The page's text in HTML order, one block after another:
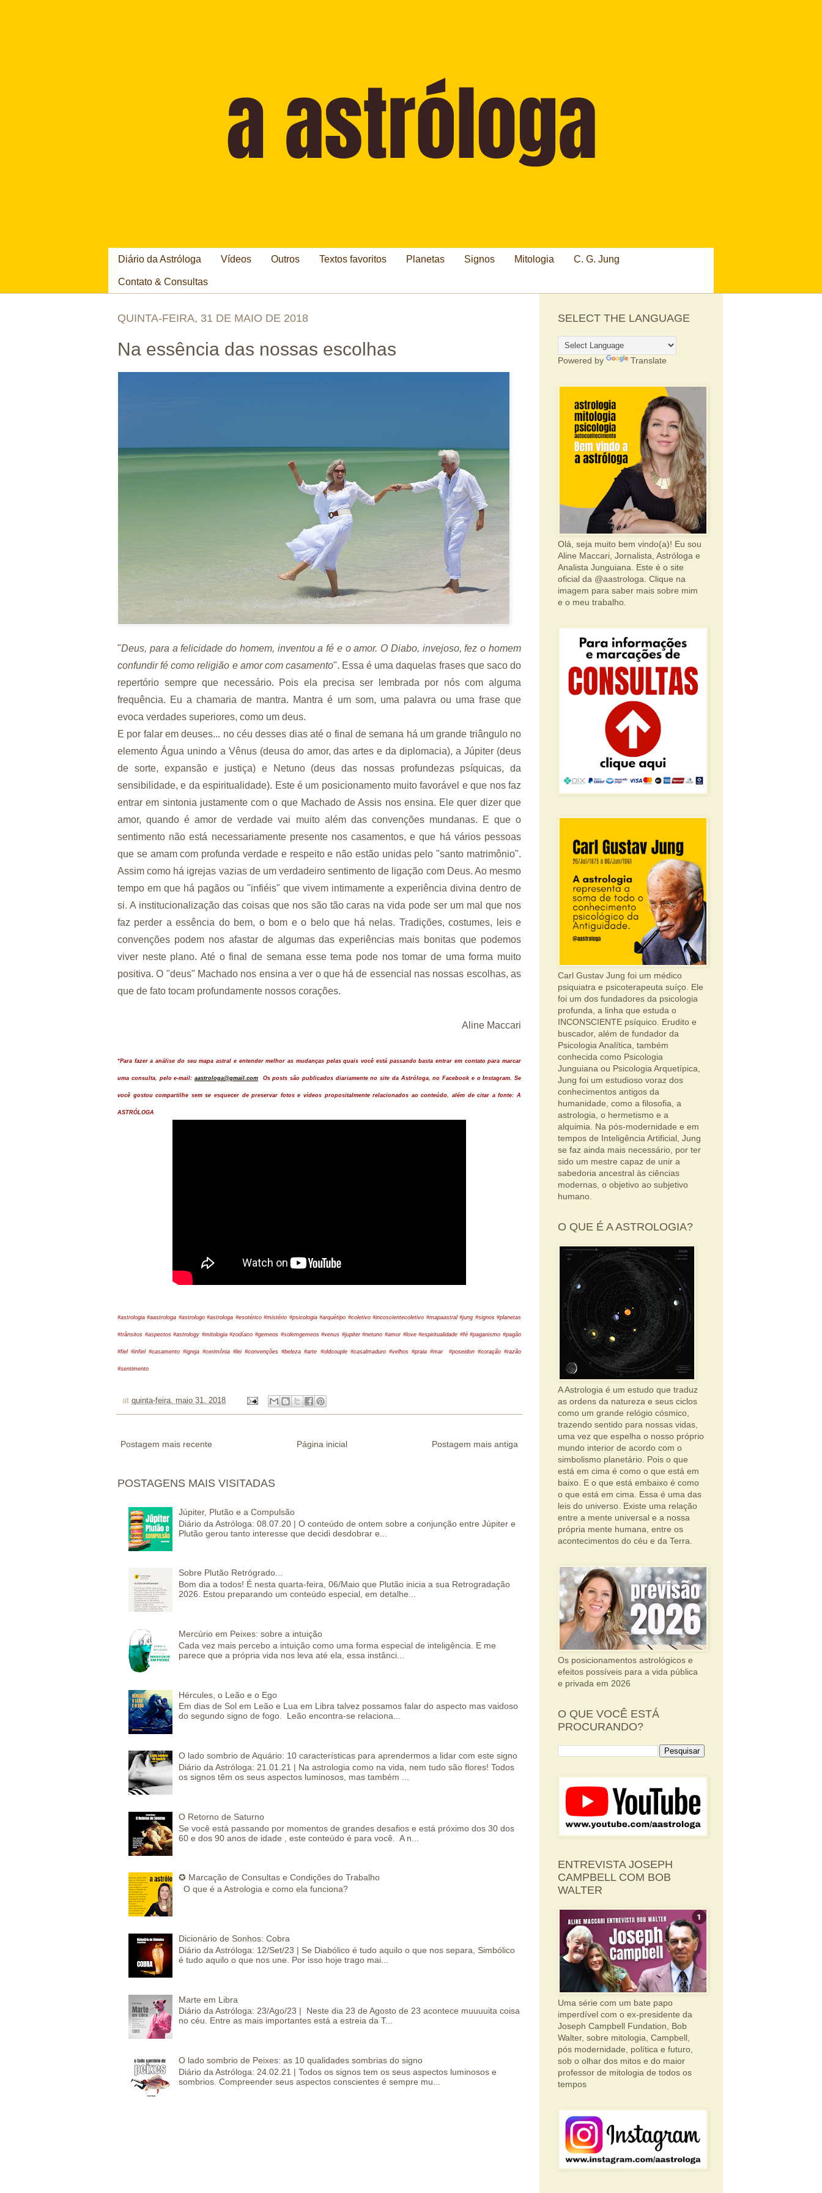
Diário da Astróloga Vídeos Outros Textos favoritos Planetas Signos Mitologia C. G. Jung
Contato & Consultas
QUINTA-FEIRA, 31 DE MAIO DE 2018
Na essência das nossas escolhas
"Deus, para a felicidade do homem, inventou a fé e o amor. O Diabo, invejoso, fez o homem
confundir fé como religião e amor com casamento". Essa é uma daquelas frases que saco do
repertório sempre que necessário. Pois ela precisa ser lembrada por nós com alguma
frequência. Eu a chamaria de mantra. Mantra é um som, uma palavra ou uma frase que
evoca verdades superiores, como um deus.
E por falar em deuses... no céu desses dias até o final de semana há um grande triângulo no
elemento Água unindo a Vênus (deusa do amor, das artes e da diplomacia), a Júpiter (deus
de sorte, expansão e justiça) e Netuno (deus das nossas profundezas psíquicas, da
sensibilidade, e da espiritualidade). Este é um posicionamento muito favorável e que nos faz
entrar em sintonia justamente com o que Machado de Assis nos ensina. Ele quer dizer que
amor, quando é amor de verdade vai muito além das convenções mundanas. E que o
sentimento não está necessariamente presente nos casamentos, e que há vários pessoas
que se amam com profunda verdade e respeito e não estão unidas pelo "santo matrimônio".
Assim como há igrejas vazias de um verdadeiro sentimento de ligação com Deus. Ao mesmo
tempo em que há pagãos ou "infiéis" que vivem intimamente a experiência divina dentro de
si. A institucionalização das coisas que nos são tão caras na vida pode ser um mal que nos
faz perder a essência do bem, o bom e o belo que há nelas. Tradições, costumes, leis e
convenções podem nos afastar de algumas das experiências mais bonitas que podemos
viver neste plano. Até o final de semana esse tema pode nos tomar de uma forma muito
positiva. O "deus" Machado nos ensina a ver o que há de essencial nas nossas escolhas, as
que de fato tocam profundamente nossos corações.
Aline Maccari
*Para fazer a análise do seu mapa astral e entender melhor as mudanças pelas quais você está passando basta entrar em contato para marcar
uma consulta, pelo e-mail: aastrologa@gmail.com Os posts são publicados diariamente no site da Astróloga, no Facebook e oInstagram . Se
você gostou compartilhe sem se esquecer de preservar fotos e vídeos propositalmente relacionados ao conteúdo, além de citar a fonte: A
ASTRÓLOGA
#astrologia #aastrologa #astrologo #astrologa #esotérico #mistério #psicologia #arquétipo #coletivo #incoscientecoletivo #mapaastral #jung #signos #planetas
#trânsitos #aspectos #astrology #mitologia #zodíaco #gemeos #solemgemeos #venus #jupiter #netuno #amor #love #espiritualidade #fé #paganismo #pagão
#fiel #infiel #casamento #igreja #cerimônia #lei #convenções #beleza #arte #oldcouple #casalmaduro #velhos #praia #mar #poseidon #coração #razão
#sentimento
at quinta-feira, maio 31, 2018
Postagem mais recente Postagem mais antiga
Página inicial
POSTAGENS MAIS VISITADAS
Júpiter, Plutão e a Compulsão
Diário da Astróloga: 08.07.20 | O conteúdo de ontem sobre a conjunção entre Júpiter e
Plutão gerou tanto interesse que decidi desdobrar e...
Sobre Plutão Retrógrado...
Bom dia a todos! É nesta quarta-feira, 06/Maio que Plutão inicia a sua Retrogradação
2026. Estou preparando um conteúdo especial, em detalhe...
Mercúrio em Peixes: sobre a intuição
Cada vez mais percebo a intuição como uma forma especial de inteligência. E me
parece que a própria vida nos leva até ela, essa instânci...
Hércules, o Leão e o Ego
Em dias de Sol em Leão e Lua em Libra talvez possamos falar do aspecto mas vaidoso
do segundo signo de fogo. Leão encontra-se relaciona...
O lado sombrio de Aquário: 10 características para aprendermos a lidar com este signo
Diário da Astróloga: 21.01.21 | Na astrologia como na vida, nem tudo são flores! Todos
os signos têm os seus aspectos luminosos, mas também ...
O Retorno de Saturno
Se você está passando por momentos de grandes desafios e está próximo dos 30 dos
60 e dos 90 anos de idade , este conteúdo é para você. A n...
✪ Marcação de Consultas e Condições do Trabalho
O que é a Astrologia e como ela funciona?
Dicionário de Sonhos: Cobra
Diário da Astróloga: 12/Set/23 | Se Diabólico é tudo aquilo o que nos separa, Simbólico
é tudo aquilo o que nos une. Por isso hoje trago mai...
Marte em Libra
Diário da Astróloga: 23/Ago/23 | Neste dia 23 de Agosto de 23 acontece muuuuita coisa
no céu. Entre as mais importantes está a estreia da T...
O lado sombrio de Peixes: as 10 qualidades sombrias do signo
Diário da Astróloga: 24.02.21 | Todos os signos tem os seus aspectos luminosos e
sombrios. Compreender seus aspectos conscientes é sempre mu...
SELECT THE LANGUAGE
Powered by Translate
Olá, seja muito bem vindo(a)! Eu sou
Aline Maccari, Jornalista, Astróloga e
Analista Junguiana. Este é o site
oficial da @aastrologa. Clique na
imagem para saber mais sobre mim
e o meu trabalho.
Carl Gustav Jung foi um médico
psiquiatra e psicoterapeuta suíço. Ele
foi um dos fundadores da psicologia
profunda, a linha que estuda o
INCONSCIENTE psíquico. Erudito e
buscador, além de fundador da
Psicologia Analítica, também
conhecida como Psicologia
Junguiana ou Psicologia Arquetípica,
Jung foi um estudioso voraz dos
conhecimentos antigos da
humanidade, como a filosofia, a
astrologia, o hermetismo e a
alquimia. Na pós-modernidade e em
tempos de Inteligência Artificial, Jung
se faz ainda mais necessário, por ter
sido um mestre capaz de unir a
sabedoria ancestral às ciências
modernas, o objetivo ao subjetivo
humano.
O QUE É A ASTROLOGIA?
A Astrologia é um estudo que traduz
as ordens da natureza e seus ciclos
como um grande relógio cósmico,
trazendo sentido para nossas vidas,
uma vez que espelha o nosso próprio
mundo interior de acordo com o
simbolismo planetário. Pois o que
está em cima é como o que está em
baixo. E o que está embaixo é como
o que está em cima. Essa é uma das
leis do universo. Existe uma relação
entre a mente universal e a nossa
própria mente humana, entre os
acontecimentos do céu e da Terra.
Os posicionamentos astrológicos e
efeitos possíveis para a vida pública
e privada em 2026
O QUE VOCÊ ESTÁ
PROCURANDO?
ENTREVISTA JOSEPH
CAMPBELL COM BOB
WALTER
Uma série com um bate papo
imperdível com o ex-presidente da
Joseph Campbell Fundation, Bob
Walter, sobre mitologia, Campbell,
pós modernidade, política e futuro,
sob o olhar dos mitos e do maior
professor de mitologia de todos os
tempos